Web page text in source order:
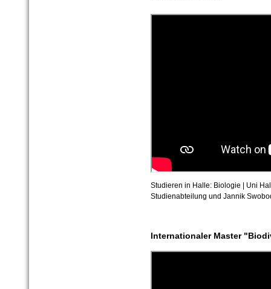
Studieren in Halle: Biologie | Uni
Studienabteilung und Jannik
Internationaler Master